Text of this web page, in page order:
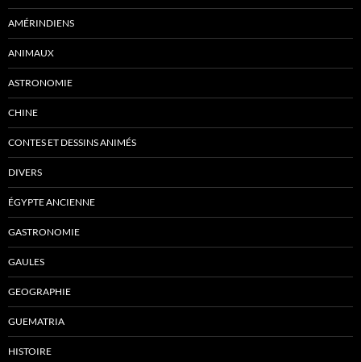
AMÉRINDIENS
ANIMAUX
ASTRONOMIE
CHINE
CONTES ET DESSINS ANIMÉS
DIVERS
ÉGYPTE ANCIENNE
GASTRONOMIE
GAULES
GEOGRAPHIE
GUEMATRIA
HISTOIRE